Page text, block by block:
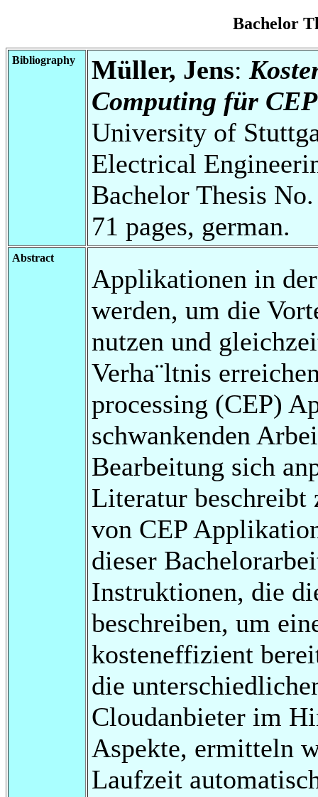
Bachelor
Bibliography Müller, Jens:
Computing für
University of
Electrical
Bachelor Thesis
71 pages, german.
Abstract
Applikationen in
werden, um die
nutzen und
Verha¨ltnis
processing (CEP)
schwankenden
Bearbeitung sich
Literatur beschreibt
von CEP
dieser
Instruktionen, die
beschreiben, um
kosteneffizient
die
Cloudanbieter im
Aspekte, ermitteln
Laufzeit